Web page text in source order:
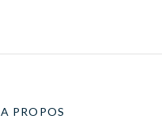
A PROPOS